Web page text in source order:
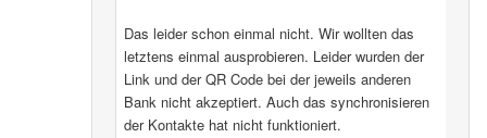
Das leider schon einmal nicht. Wir wollten das
letztens einmal ausprobieren. Leider wurden der
Link und der QR Code bei der jeweils anderen
Bank nicht akzeptiert. Auch das synchronisieren
der Kontakte hat nicht funktioniert.